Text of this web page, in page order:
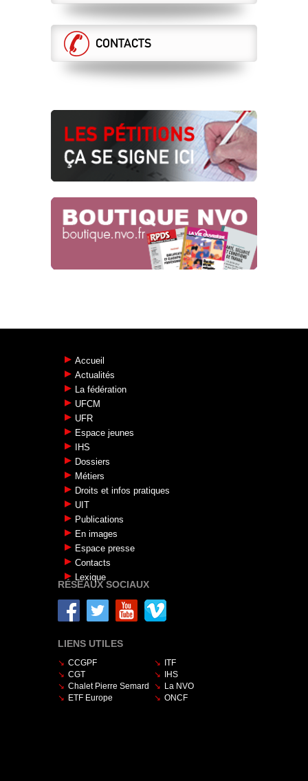
LA DIRECTION VEUT DES ASCT AU
RABAIS, LA CGT S’Y OPPOSE !
DCI sécurité
16.07.2026
DERRIÈRE VOS GALÈRES, DES CHOIX
CONTACTS
Accueil
Actualités
La fédération
UFCM
UFR
Espace jeunes
IHS
Dossiers
Métiers
Droits et infos pratiques
UIT
Publications
En images
Espace presse
Contacts
Lexique
RÉSEAUX SOCIAUX
LIENS UTILES
CCGPF
CGT
Chalet Pierre Semard
ETF Europe
ITF
IHS
La NVO
ONCF